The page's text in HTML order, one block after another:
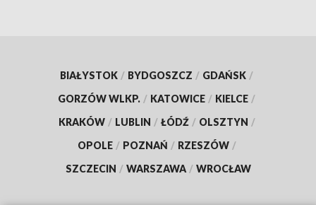
BIAŁYSTOK / BYDGOSZCZ / GDAŃSK /
GORZÓW WLKP. / KATOWICE / KIELCE /
KRAKÓW / LUBLIN / ŁÓDŹ / OLSZTYN /
OPOLE / POZNAŃ / RZESZÓW /
SZCZECIN / WARSZAWA / WROCŁAW